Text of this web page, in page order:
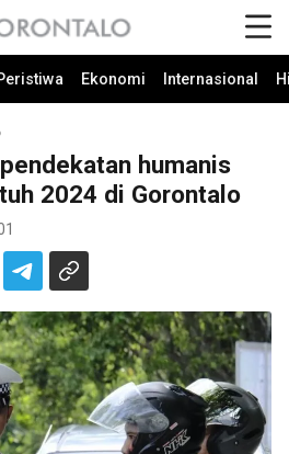
Ekonomi Internasional
humanis
2024 di Gorontalo